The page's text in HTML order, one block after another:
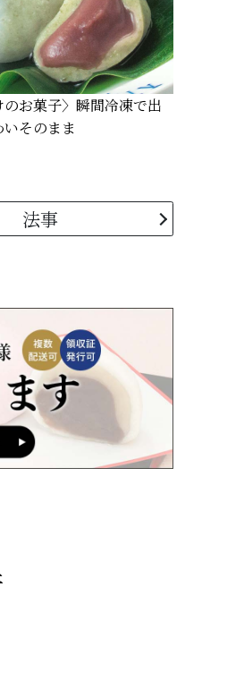
お菓子〉 瞬間冷凍で出
そのまま
法事